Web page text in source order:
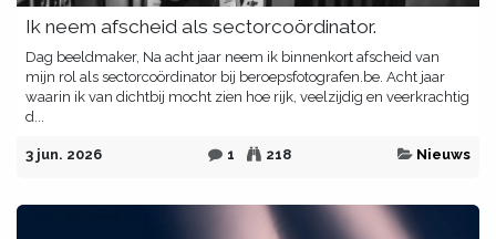
Ik neem afscheid als sectorcoördinator.
Dag beeldmaker, Na acht jaar neem ik binnenkort afscheid van
mijn rol als sectorcoördinator bij beroepsfotografen.be. Acht jaar
waarin ik van dichtbij mocht zien hoe rijk, veelzijdig en veerkrachtig
d...
3 jun. 2026 1 218 Nieuws